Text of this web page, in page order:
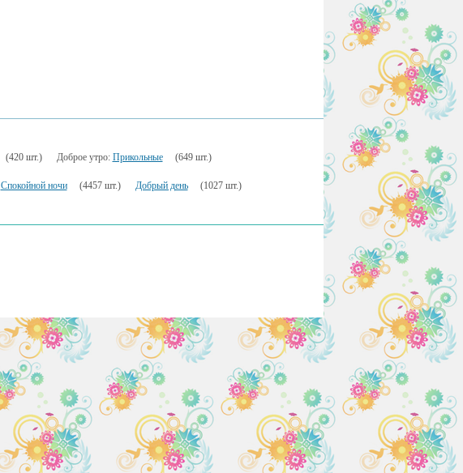
(420 шт.) Доброе утро: Прикольные (649 шт.)
Спокойной ночи (4457 шт.) Добрый день (1027 шт.)